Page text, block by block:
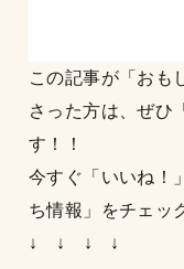
この記事が「おも
さった方は、ぜひ
す！！
今すぐ「いいね！
ち情報」をチェッ
↓ ↓ ↓ ↓